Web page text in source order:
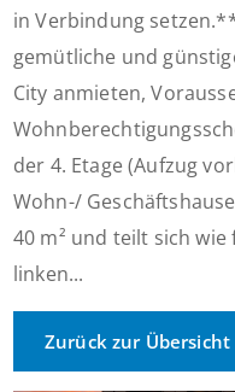
in Verbindung
gemütliche und
City anmieten,
der 4. Etage (Aufzug
Wohn-/
40 m² und teilt sich
linken...
Zurück zur Übersicht